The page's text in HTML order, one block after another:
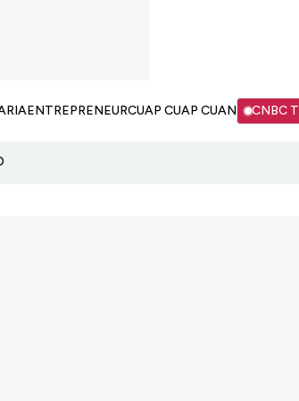
ENTREPRENEURCUAP CUAP CUAN CNBC